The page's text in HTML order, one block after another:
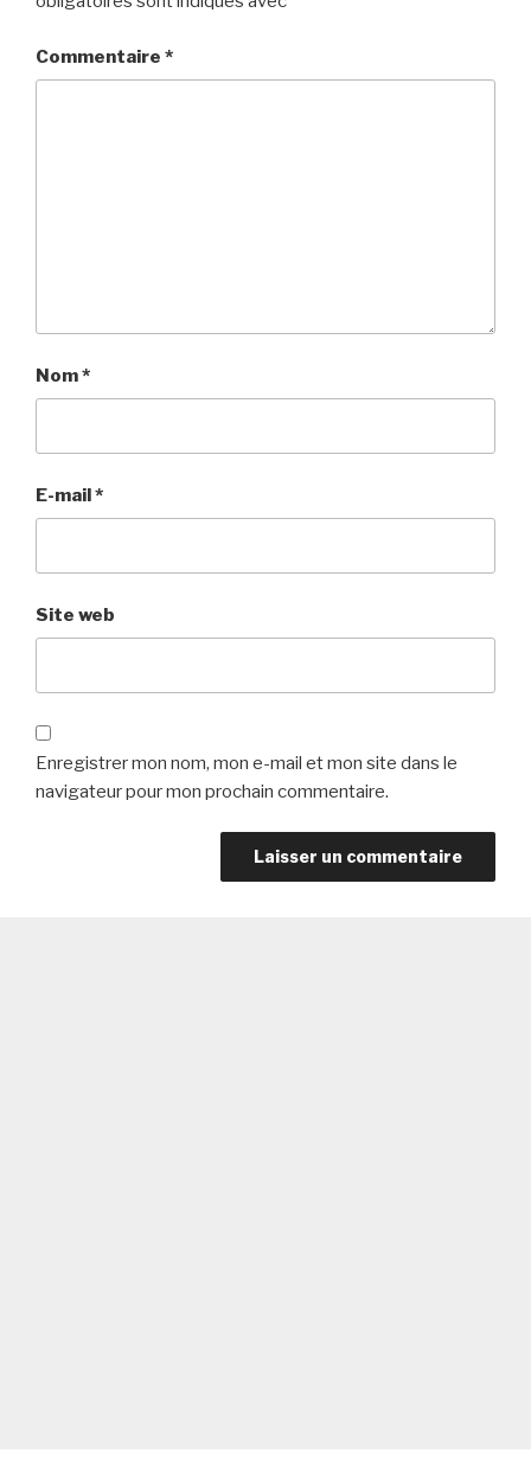
Commentaire *
Nom*
E-mail*
Site web
Enregistrer mon nom, mon e-mail et mon site dans le
navigateur pour mon prochain commentaire.